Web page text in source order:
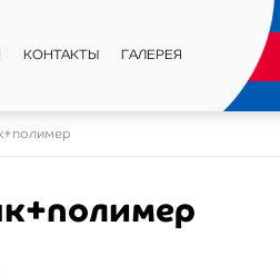
КОНТАКТЫ ГАЛЕРЕЯ